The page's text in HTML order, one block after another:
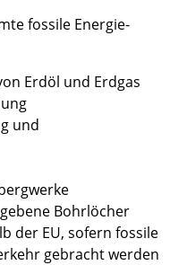
fossile Energie-
Erdöl und Erdgas
und
Bohrlöcher
der EU, sofern fossile
gebracht werden